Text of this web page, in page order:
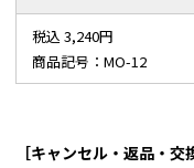
税込 3,240円
商品記号：MO-12
［キャンセル・返品・交